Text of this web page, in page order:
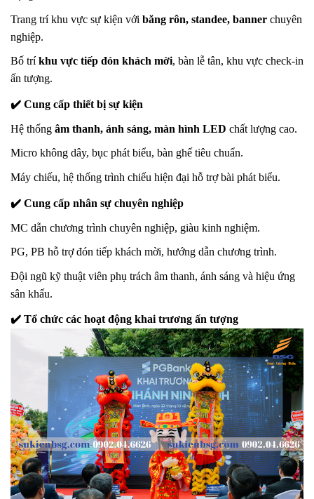
Trang trí khu vực sự kiện với băng rôn, standee, banner chuyên
nghiệp.
Bố tríkhu vực tiếp đón khách mời, bàn lễ tân, khu vực check-in
ấn tượng.
✔️ Cung cấp thiết bị sự kiện
Hệ thống âm thanh, ánh sáng, màn hình LED chất lượng cao.
Micro không dây, bục phát biểu, bàn ghế tiêu chuẩn.
Máy chiếu, hệ thống trình chiếu hiện đại hỗ trợ bài phát biểu.
✔️ Cung cấp nhân sự chuyên nghiệp
MC dẫn chương trình chuyên nghiệp, giàu kinh nghiệm.
PG, PB hỗ trợ đón tiếp khách mời, hướng dẫn chương trình.
Đội ngũ kỹ thuật viên phụ trách âm thanh, ánh sáng và hiệu ứng
sân khấu.
✔️ Tổ chức các hoạt động khai trương ấn tượng